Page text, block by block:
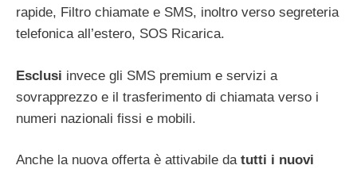
rapide, Filtro chiamate e SMS, inoltro verso segreteria
telefonica all’estero, SOS Ricarica.
Esclusi invece gli SMS premium e servizi a
sovrapprezzo e il trasferimento di chiamata verso i
numeri nazionali fissi e mobili.
Anche la nuova offerta è attivabile da tutti i nuovi